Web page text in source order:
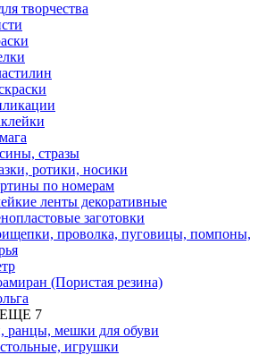
творчества
стразы
ротики, носики
по номерам
ленты декоративные
заготовки
проволка, пуговицы, помпоны,
(Пористая резина)
7
ранцы, мешки для обуви
игрушки